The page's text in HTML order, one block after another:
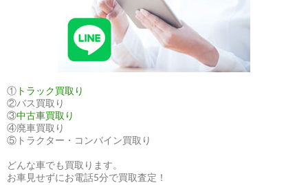
① トラック買取り
②バス買取り
③中古車買取り
④廃車買取り
⑤トラクター・コンバイン買取り
どんな車でも買取ります。
お車見せずにお電話5分で買取査定！